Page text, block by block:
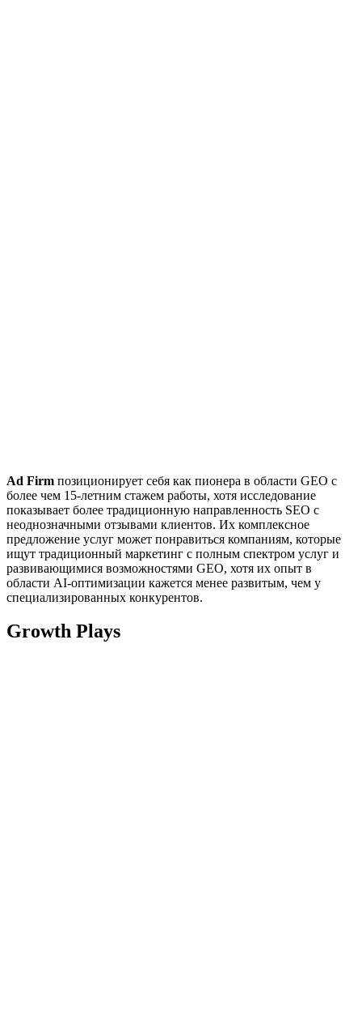
Ad Firm позиционирует себя как пионера в области GEO с
более чем 15-летним стажем работы, хотя исследование
показывает более традиционную направленность SEO с
неоднозначными отзывами клиентов. Их комплексное
предложение услуг может понравиться компаниям, которые
ищут традиционный маркетинг с полным спектром услуг и
развивающимися возможностями GEO, хотя их опыт в
области AI-оптимизации кажется менее развитым, чем у
специализированных конкурентов.
Growth Plays